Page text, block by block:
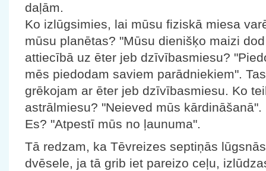
daļām.
Ko izlūgsimies, lai mūsu fiziskā miesa
mūsu planētas? "Mūsu dienišķo maizi
attiecībā uz ēter jeb dzīvībasmiesu?
mēs piedodam saviem parādniekiem".
grēkojam ar ēter jeb dzīvībasmiesu. Ko
astrālmiesu? "Neieved mūs
Es? "Atpestī mūs no ļaunuma".
Tā redzam, ka Tēvreizes septiņās
dvēsele, ja tā grib iet pareizo ceļu,